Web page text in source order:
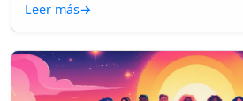
Leer más→